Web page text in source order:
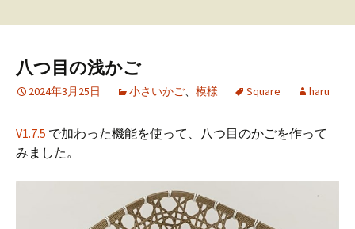
八つ目の浅かご
2024年3月25日 小さいかご、 模様 Square haru
V1.7.5 で加わった機能を使って、八つ目のかごを作って
みました。